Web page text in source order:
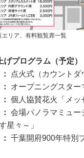
エリア、有料観覧席一覧
げプログラム（予定）
点火式（カウントダ
オープニングスター
個人協賛花火「メッ
会場パノラマミュー
星々～」
千葉開府900年特別